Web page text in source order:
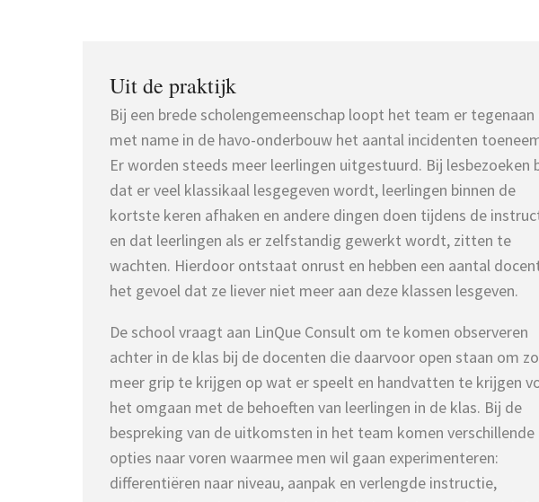
Uit de praktijk
Bij een brede scholengemeenschap loopt het team er
met name in de havo-onderbouw het aantal incidenten
Er worden steeds meer leerlingen uitgestuurd. Bij lesbezoeken
dat er veel klassikaal lesgegeven wordt, leerlingen binnen de
kortste keren afhaken en andere dingen doen tijdens de
en dat leerlingen als er zelfstandig gewerkt wordt, zitten te
wachten. Hierdoor ontstaat onrust en hebben een aantal
het gevoel dat ze liever niet meer aan deze klassen lesgeven.
De school vraagt aan LinQue Consult om te komen observeren
achter in de klas bij de docenten die daarvoor open staan om zo
meer grip te krijgen op wat er speelt en handvatten te krijgen
het omgaan met de behoeften van leerlingen in de klas. Bij de
bespreking van de uitkomsten in het team komen verschillende
opties naar voren waarmee men wil gaan experimenteren:
differentiëren naar niveau, aanpak en verlengde instructie,